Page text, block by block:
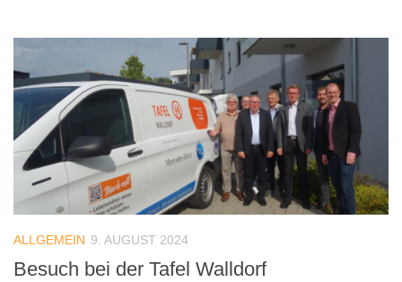
ALLGEMEIN 9. AUGUST 2024
Besuch bei der Tafel Walldorf